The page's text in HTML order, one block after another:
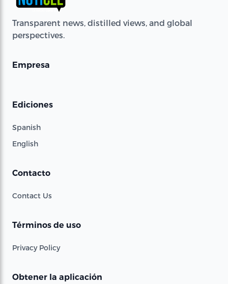
Transparent news, distilled views, and global
perspectives.
Empresa
Ediciones
Spanish
English
Contacto
Contact Us
Términos de uso
Privacy Policy
Obtener la aplicación